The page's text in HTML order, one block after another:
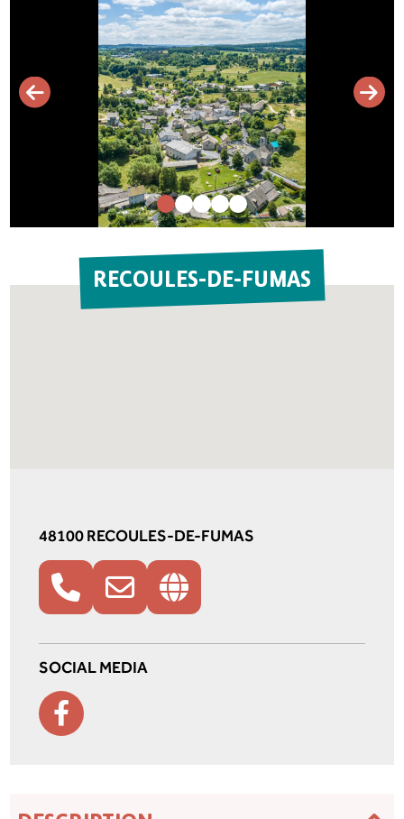
RECOULES-DE-FUMAS
48100 RECOULES-DE-FUMAS
SOCIAL MEDIA